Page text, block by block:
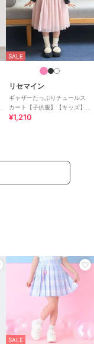
SALE
リセマイン
ギャザーたっぷりチュールス
カート【子供服】【キッズ】
【女の子】
¥1,210
SALE